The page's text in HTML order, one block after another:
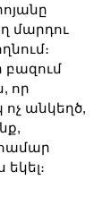
մարդու
բազում
որ
անկեղծ,
համար